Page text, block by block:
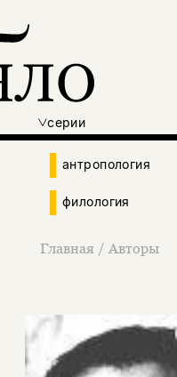
серии
антропология
филология
Главная / Авторы